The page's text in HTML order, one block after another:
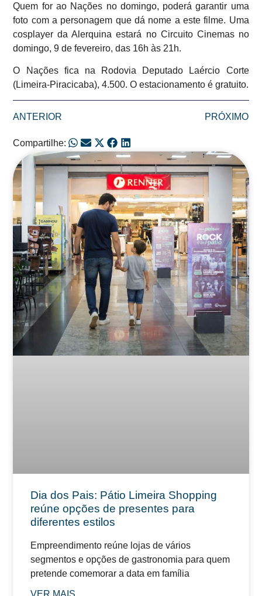
Quem for ao Nações no domingo, poderá garantir uma
foto com a personagem que dá nome a este filme. Uma
cosplayer da Alerquina estará no Circuito Cinemas no
domingo, 9 de fevereiro, das 16h às 21h.
O Nações fica na Rodovia Deputado Laércio Corte
(Limeira-Piracicaba), 4.500. O estacionamento é gratuito.
ANTERIOR PRÓXIMO
Compartilhe:
Posts Relacionados
Dia dos Pais: Pátio Limeira Shopping
reúne opções de presentes para
diferentes estilos
Empreendimento reúne lojas de vários
segmentos e opções de gastronomia para quem
pretende comemorar a data em família
VER MAIS